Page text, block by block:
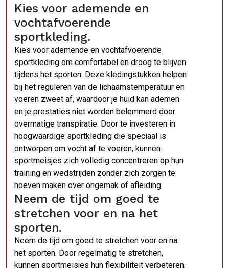
Kies voor ademende en
vochtafvoerende
sportkleding.
Kies voor ademende en vochtafvoerende
sportkleding om comfortabel en droog te blijven
tijdens het sporten. Deze kledingstukken helpen
bij het reguleren van de lichaamstemperatuur en
voeren zweet af, waardoor je huid kan ademen
en je prestaties niet worden belemmerd door
overmatige transpiratie. Door te investeren in
hoogwaardige sportkleding die speciaal is
ontworpen om vocht af te voeren, kunnen
sportmeisjes zich volledig concentreren op hun
training en wedstrijden zonder zich zorgen te
hoeven maken over ongemak of afleiding.
Neem de tijd om goed te
stretchen voor en na het
sporten.
Neem de tijd om goed te stretchen voor en na
het sporten. Door regelmatig te stretchen,
kunnen sportmeisjes hun flexibiliteit verbeteren,